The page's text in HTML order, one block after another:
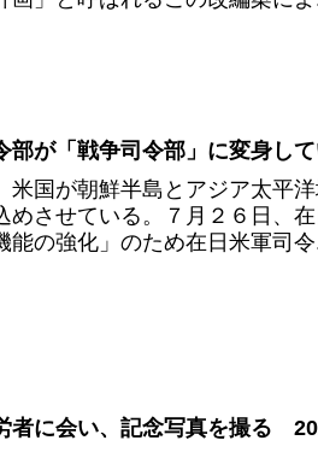
が「戦争司令部」に変身し
米国が朝鮮半島とアジア太平
めさせている。７月２６日、
能の強化」のため在日米軍司
者に会い、記念写真を撮る